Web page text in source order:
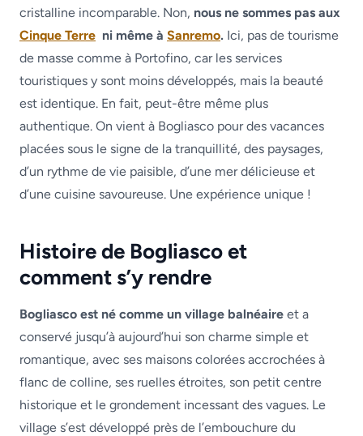
cristalline incomparable. Non, nous ne sommes pas aux
Cinque Terre ni même à Sanremo. Ici, pas de tourisme
de masse comme à Portofino, car les services
touristiques y sont moins développés, mais la beauté
est identique. En fait, peut-être même plus
authentique. On vient à Bogliasco pour des vacances
placées sous le signe de la tranquillité, des paysages,
d’un rythme de vie paisible, d’une mer délicieuse et
d’une cuisine savoureuse. Une expérience unique !
Histoire de Bogliasco et
comment s’y rendre
Bogliasco est né comme un village balnéaire et a
conservé jusqu’à aujourd’hui son charme simple et
romantique, avec ses maisons colorées accrochées à
flanc de colline, ses ruelles étroites, son petit centre
historique et le grondement incessant des vagues. Le
village s’est développé près de l’embouchure du